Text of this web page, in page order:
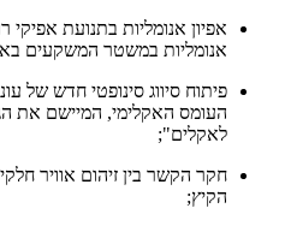
אפיון אנומליות בתנועת
אנומליות במשטר המשקעים
פיתוח סיווג סינופטי חדש של
העומס האקלימי, המיישם את
לאקלים";
חקר הקשר בין זיהום אוויר
הקיץ;